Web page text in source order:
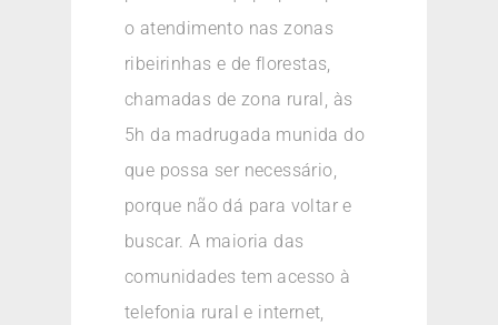
o atendimento nas zonas
ribeirinhas e de florestas,
chamadas de zona rural, às
5h da madrugada munida do
que possa ser necessário,
porque não dá para voltar e
buscar. A maioria das
comunidades tem acesso à
telefonia rural e internet,